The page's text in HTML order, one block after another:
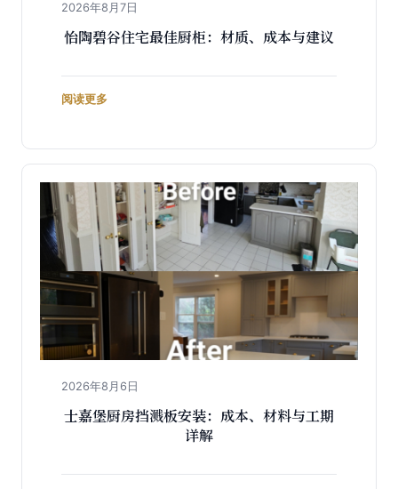
2026年8月7日
怡陶碧谷住宅最佳厨柜：材质、成本与建议
阅读更多
2026年8月6日
士嘉堡厨房挡溅板安装：成本、材料与工期
详解